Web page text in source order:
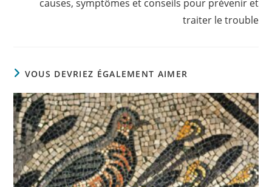
causes, symptômes et conseils pour prévenir et
traiter le trouble
VOUS DEVRIEZ ÉGALEMENT AIMER